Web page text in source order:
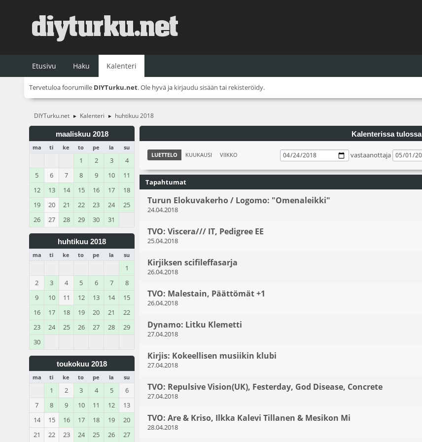
Etusivu Haku Kalenteri
Tervetuloa foorumille DIYTurku.net. Ole hyvä ja kirjaudu sisään tai rekisteröidy.
DIYTurku.net ► Kalenteri ► huhtikuu 2018
maaliskuu 2018
ma ti ke to pe la su
1 2 3
4
5
6 7 8 9 10
11
12
13 14 15 16 17
18
19
20 21 22 23 24
25
26
27 28 29 30 31
huhtikuu 2018
ma ti ke to pe la su
1
2
3 4 5 6 7
8
9
10 11 12 13 14
15
16
17 18 19 20 21
22
23
24 25 26 27 28
29
30
toukokuu 2018
ma ti ke to pe la su
1 2 3 4 5
6
7
8 9 10 11 12
13
14
15 16 17 18 19
20
21
22 23 24 25 26 27
Kalenterissa tulossa
LUETTELO KUUKAUSI VIIKKO vastaanottaja
Tapahtumat
Turun Elokuvakerho / Logomo: "Omenaleikki"
24.04.2018
TVO: Viscera/// IT, Pedigree EE
25.04.2018
Kirjiksen scifileffasarja
26.04.2018
TVO: Malestain, Päättömät +1
26.04.2018
Dynamo: Litku Klemetti
27.04.2018
Kirjis: Kokeellisen musiikin klubi
27.04.2018
TVO: Repulsive Vision(UK), Festerday, God Disease, Concrete
27.04.2018
TVO: Are & Kriso, Ilkka Kalevi Tillanen & Mesikon Mi
28.04.2018